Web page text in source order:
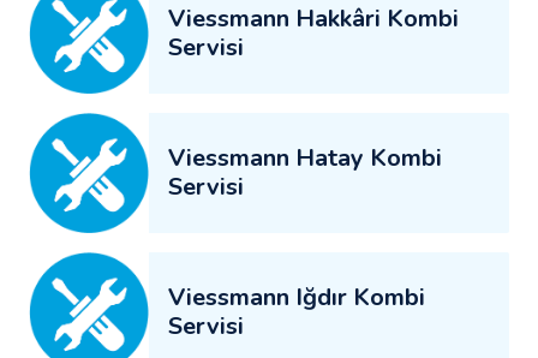
Viessmann Hakkâri Kombi
Servisi
Viessmann Hatay Kombi
Servisi
Viessmann Iğdır Kombi
Servisi